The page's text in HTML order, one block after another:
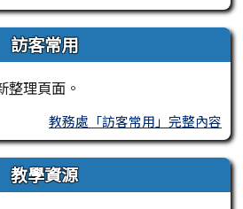
訪客常用
整理頁面。
教務處「訪客常用」完整內容
教學資源